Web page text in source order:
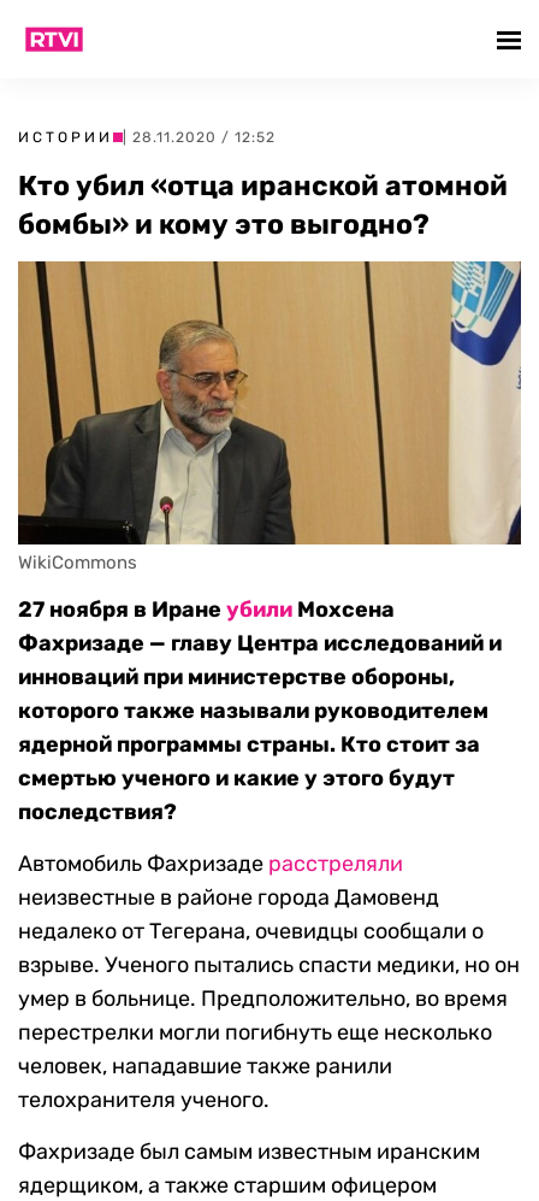
ИСТОРИИ | 28.11.2020 / 12:52
Кто убил «отца иранской атомной
бомбы» и кому это выгодно?
WikiCommons
27 ноября в Иране убили Мохсена
Фахризаде — главу Центра исследований и
инноваций при министерстве обороны,
которого также называли руководителем
ядерной программы страны. Кто стоит за
смертью ученого и какие у этого будут
последствия?
Автомобиль Фахризаде расстреляли
неизвестные в районе города Дамовенд
недалеко от Тегерана, очевидцы сообщали о
взрыве. Ученого пытались спасти медики, но он
умер в больнице. Предположительно, во время
перестрелки могли погибнуть еще несколько
человек, нападавшие также ранили
телохранителя ученого.
Фахризаде был самым известным иранским
ядерщиком, а также старшим офицером